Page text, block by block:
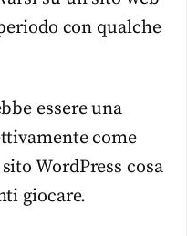
con qualche
essere una
come
WordPress cosa
giocare.